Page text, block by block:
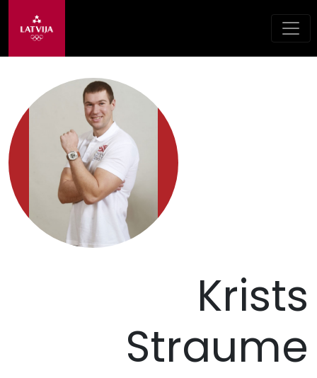
Krists
Straume